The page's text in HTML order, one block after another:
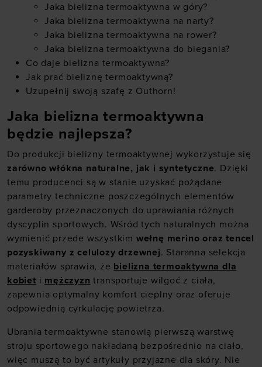
Jaka bielizna termoaktywna w góry?
Jaka bielizna termoaktywna na narty?
Jaka bielizna termoaktywna na rower?
Jaka bielizna termoaktywna do biegania?
Co daje bielizna termoaktywna?
Jak prać bieliznę termoaktywną?
Uzupełnij swoją szafę z Outhorn!
Jaka bielizna termoaktywna
będzie najlepsza?
Do produkcji bielizny termoaktywnej wykorzystuje się
zarówno włókna naturalne, jak i syntetyczne. Dzięki
temu producenci są w stanie uzyskać pożądane
parametry techniczne poszczególnych elementów
garderoby przeznaczonych do uprawiania różnych
dyscyplin sportowych. Wśród tych naturalnych można
wymienić przede wszystkim wełnę merino oraz tencel
pozyskiwany z celulozy drzewnej. Staranna selekcja
materiałów sprawia, że bielizna termoaktywna dla
kobiet i mężczyzn transportuje wilgoć z ciała,
zapewnia optymalny komfort cieplny oraz oferuje
odpowiednią cyrkulację powietrza.
Ubrania termoaktywne stanowią pierwszą warstwę
stroju sportowego nakładaną bezpośrednio na ciało,
więc muszą to być artykuły przyjazne dla skóry. Nie